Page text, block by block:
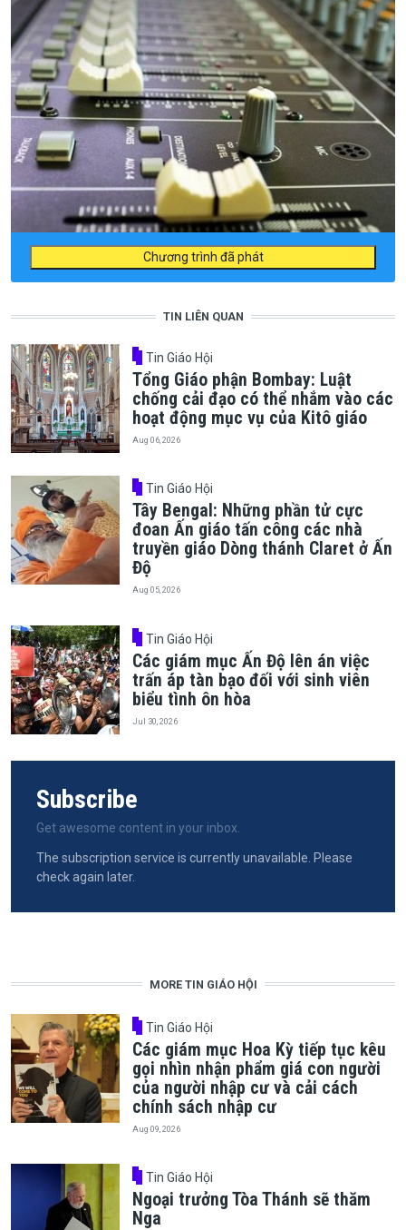
Chương trình đã phát
TIN LIÊN QUAN
Tin Giáo Hội
Tổng Giáo phận Bombay: Luật
chống cải đạo có thể nhắm vào các
hoạt động mục vụ của Kitô giáo
Aug 06, 2026
Tin Giáo Hội
Tây Bengal: Những phần tử cực
đoan Ấn giáo tấn công các nhà
truyền giáo Dòng thánh Claret ở Ấn
Độ
Aug 05, 2026
Tin Giáo Hội
Các giám mục Ấn Độ lên án việc
trấn áp tàn bạo đối với sinh viên
biểu tình ôn hòa
Jul 30, 2026
Subscribe
Get awesome content in your inbox.
The subscription service is currently unavailable. Please
check again later.
MORE TIN GIÁO HỘI
Tin Giáo Hội
Các giám mục Hoa Kỳ tiếp tục kêu
gọi nhìn nhận phẩm giá con người
của người nhập cư và cải cách
chính sách nhập cư
Aug 09, 2026
Tin Giáo Hội
Ngoại trưởng Tòa Thánh sẽ thăm
Nga